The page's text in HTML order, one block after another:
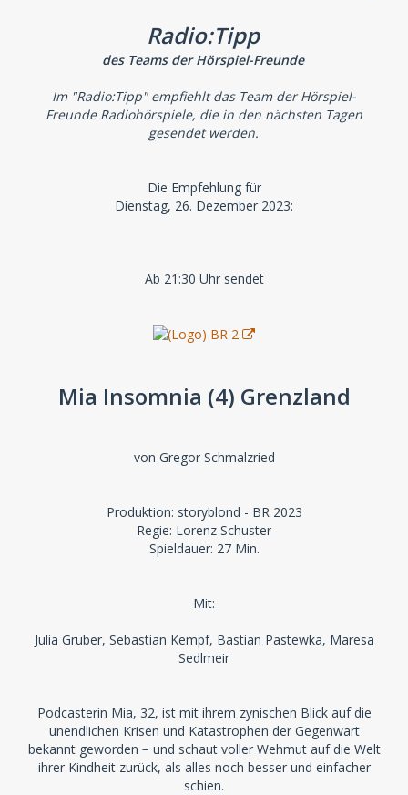
Radio:Tipp
des Teams der Hörspiel-Freunde
Im "Radio:Tipp" empfiehlt das Team der Hörspiel-
Freunde Radiohörspiele, die in den nächsten Tagen
gesendet werden.
Die Empfehlung für
Dienstag, 26. Dezember 2023:
Ab 21:30 Uhr sendet
Mia Insomnia (4) Grenzland
von Gregor Schmalzried
Produktion: storyblond - BR 2023
Regie: Lorenz Schuster
Spieldauer: 27 Min.
Mit:
Julia Gruber, Sebastian Kempf, Bastian Pastewka, Maresa
Sedlmeir
Podcasterin Mia, 32, ist mit ihrem zynischen Blick auf die
unendlichen Krisen und Katastrophen der Gegenwart
bekannt geworden − und schaut voller Wehmut auf die Welt
ihrer Kindheit zurück, als alles noch besser und einfacher
schien.